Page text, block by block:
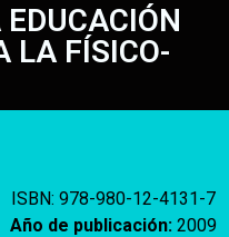
LA FÍSICO-
ISBN:978-980-12-4131-7
Año de publicación: 2009